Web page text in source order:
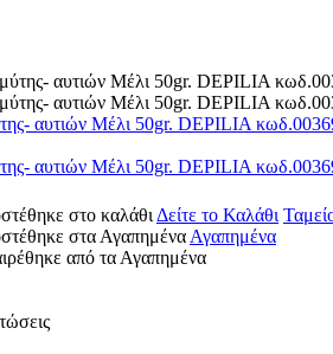
αυτιών Μέλι 50gr. DEPILIA
αυτιών Μέλι 50gr. DEPILIA
στο καλάθι Δείτε το Καλάθι
στα Αγαπημένα Αγαπημένα
από τα Αγαπημένα